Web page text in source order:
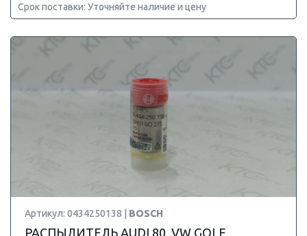
Срок поставки: Уточняйте наличие и цену
Артикул: 0434250138 | BOSCH
РАСПЫЛИТЕЛЬ AUDI 80, VW GOLF